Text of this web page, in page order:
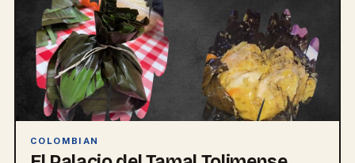
COLOMBIAN